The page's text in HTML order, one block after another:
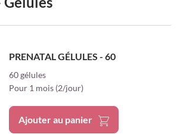
PRENATAL GÉLULES - 60
60 gélules
Pour 1 mois (2/jour)
Ajouter au panier